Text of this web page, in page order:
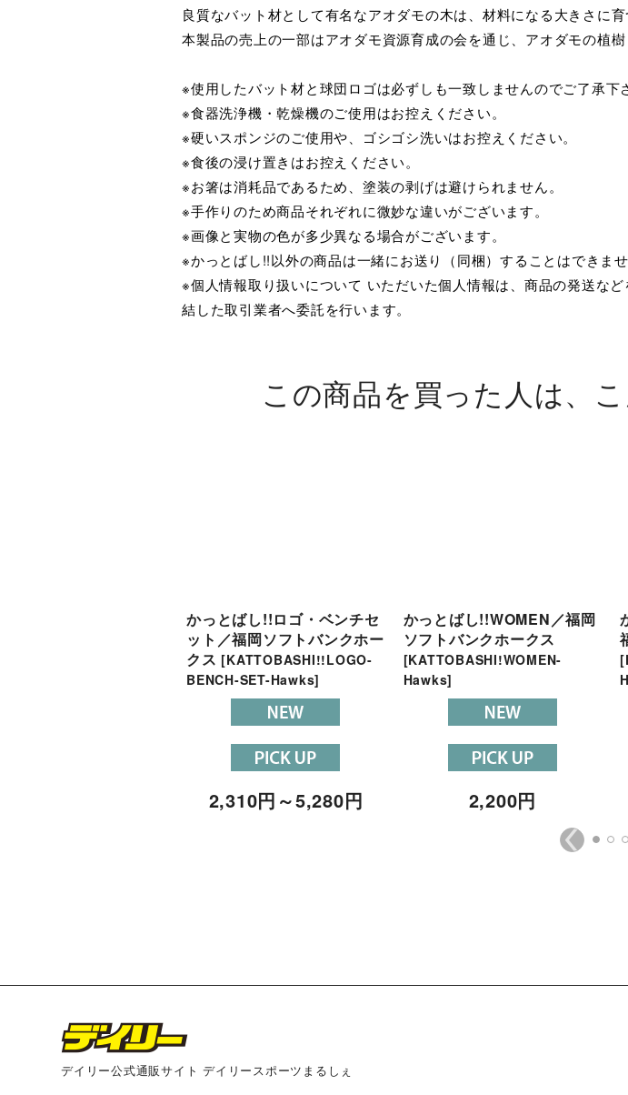
良質なバット材として有名なアオダモの木は、材料になる大きさに
本製品の売上の一部はアオダモ資源育成の会を通じ、アオダモの植
※使用したバット材と球団ロゴは必ずしも一致しませんのでご了承下
※食器洗浄機・乾燥機のご使用はお控えください。
※硬いスポンジのご使用や、ゴシゴシ洗いはお控えください。
※食後の浸け置きはお控えください。
※お箸は消耗品であるため、塗装の剥げは避けられません。
※手作りのため商品それぞれに微妙な違いがございます。
※画像と実物の色が多少異なる場合がございます。
※かっとばし!!以外の商品は一緒にお送り（同梱）することはできませ
※個人情報取り扱いについて いただいた個人情報は、商品の発送な
結した取引業者へ委託を行います。
この商品を買った人は、
かっとばし!!ロゴ・ベンチセ
ット／福岡ソフトバンクホー
クス [KATTOBASHI!!LOGO-
BENCH-SET-Hawks]
2,310円 ～5,280円
かっとばし!!WOMEN／福岡
ソフトバンクホークス
[KATTOBASHI!WOMEN-
Hawks]
2,200円
[
デイリー公式通販サイト デイリースポーツまるしぇ